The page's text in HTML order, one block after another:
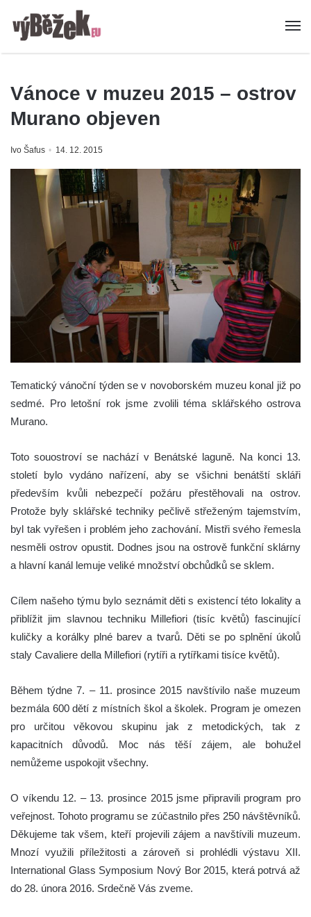
Vánoce v muzeu 2015 – ostrov
Murano objeven
Ivo Šafus 14. 12. 2015
Tematický vánoční týden se v novoborském muzeu konal již po
sedmé. Pro letošní rok jsme zvolili téma sklářského ostrova
Murano.
Toto souostroví se nachází v Benátské laguně. Na konci 13.
století bylo vydáno nařízení, aby se všichni benátští skláři
především kvůli nebezpečí požáru přestěhovali na ostrov.
Protože byly sklářské techniky pečlivě střeženým tajemstvím,
byl tak vyřešen i problém jeho zachování. Mistři svého řemesla
nesměli ostrov opustit. Dodnes jsou na ostrově funkční sklárny
a hlavní kanál lemuje veliké množství obchůdků se sklem.
Cílem našeho týmu bylo seznámit děti s existencí této lokality a
přiblížit jim slavnou techniku Millefiori (tisíc květů) fascinující
kuličky a korálky plné barev a tvarů. Děti se po splnění úkolů
staly Cavaliere della Millefiori (rytíři a rytířkami tisíce květů).
Během týdne 7. – 11. prosince 2015 navštívilo naše muzeum
bezmála 600 dětí z místních škol a školek. Program je omezen
pro určitou věkovou skupinu jak z metodických, tak z
kapacitních důvodů. Moc nás těší zájem, ale bohužel
nemůžeme uspokojit všechny.
O víkendu 12. – 13. prosince 2015 jsme připravili program pro
veřejnost. Tohoto programu se zúčastnilo přes 250 návštěvníků.
Děkujeme tak všem, kteří projevili zájem a navštívili muzeum.
Mnozí využili příležitosti a zároveň si prohlédli výstavu XII.
International Glass Symposium Nový Bor 2015, která potrvá až
do 28. února 2016. Srdečně Vás zveme.